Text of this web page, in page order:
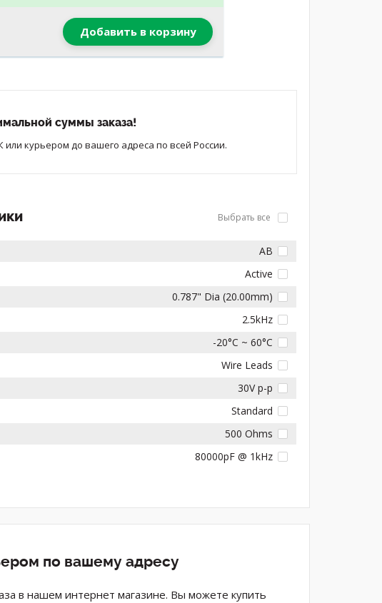
Добавить в корзину
суммы заказа!
курьером до вашего адреса по всей России.
Выбрать все
AB
Active
0.787" Dia (20.00mm)
2.5kHz
-20°C ~ 60°C
Wire Leads
30V p-p
Standard
500 Ohms
80000pF @ 1kHz
по вашему адресу
в нашем интернет магазине. Вы можете купить